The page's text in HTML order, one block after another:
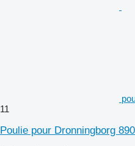
11
Poulie pour Dronningborg